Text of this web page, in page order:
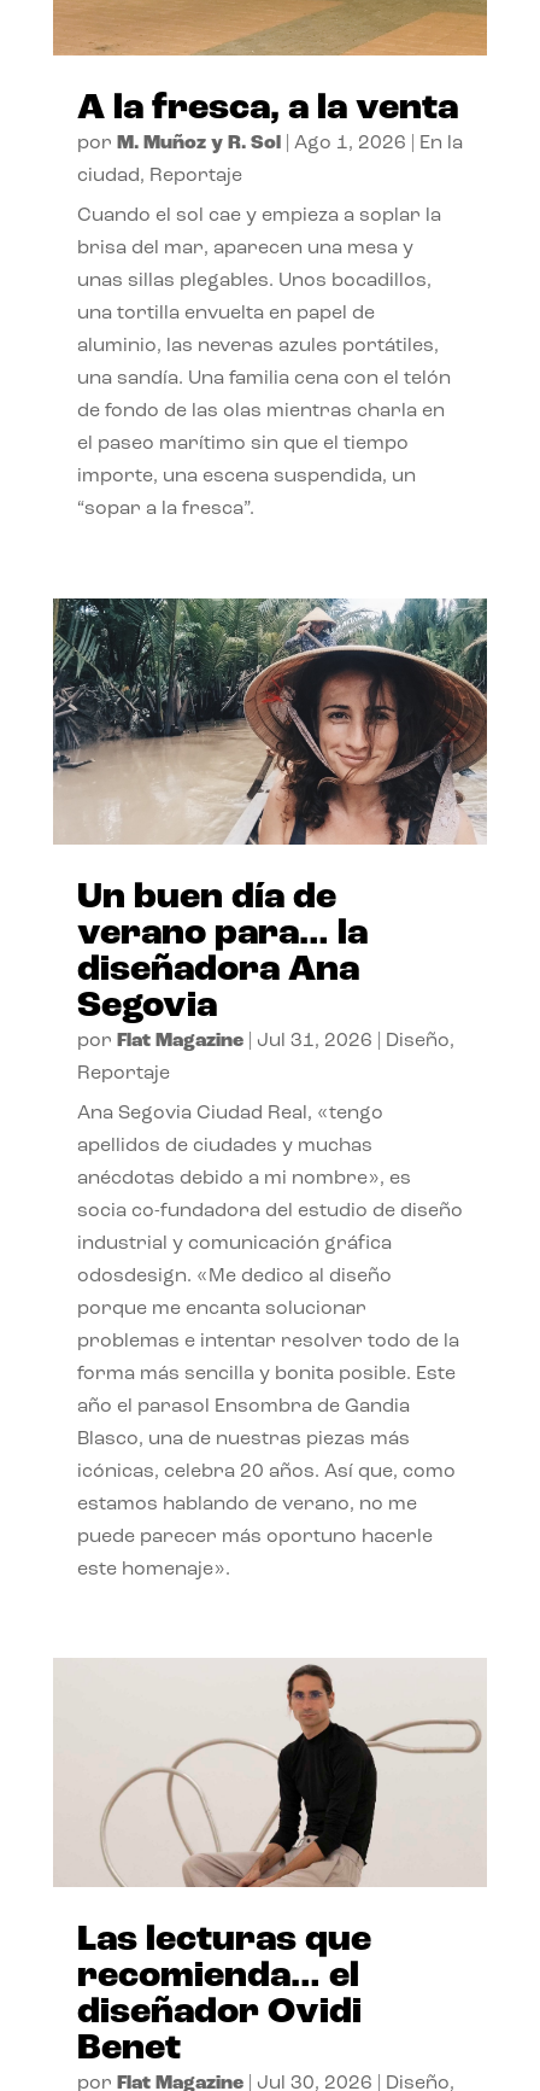
A la fresca, a la venta
por M. Muñoz y R. Sol| Ago 1, 2026
En la
ciudad, Reportaje
Cuando el sol cae y empieza a soplar la
brisa del mar, aparecen una mesa y
unas sillas plegables. Unos bocadillos,
una tortilla envuelta en papel de
aluminio, las neveras azules portátiles,
una sandía. Una familia cena con el telón
de fondo de las olas mientras charla en
el paseo marítimo sin que el tiempo
importe, una escena suspendida, un
“sopar a la fresca”.
Un buen día de
verano para… la
diseñadora Ana
Segovia
por Flat Magazine| Jul 31, 2026 Diseño,
Reportaje
Ana Segovia Ciudad Real, «tengo
apellidos de ciudades y muchas
anécdotas debido a mi nombre», es
socia co-fundadora del estudio de diseño
industrial y comunicación gráfica
odosdesign. «Me dedico al diseño
porque me encanta solucionar
problemas e intentar resolver todo de la
forma más sencilla y bonita posible. Este
año el parasol Ensombra de Gandia
Blasco, una de nuestras piezas más
icónicas, celebra 20 años. Así que, como
estamos hablando de verano, no me
puede parecer más oportuno hacerle
este homenaje».
Las lecturas que
recomienda… el
diseñador Ovidi
Benet
por Flat Magazine| Jul 30, 2026 Diseño,